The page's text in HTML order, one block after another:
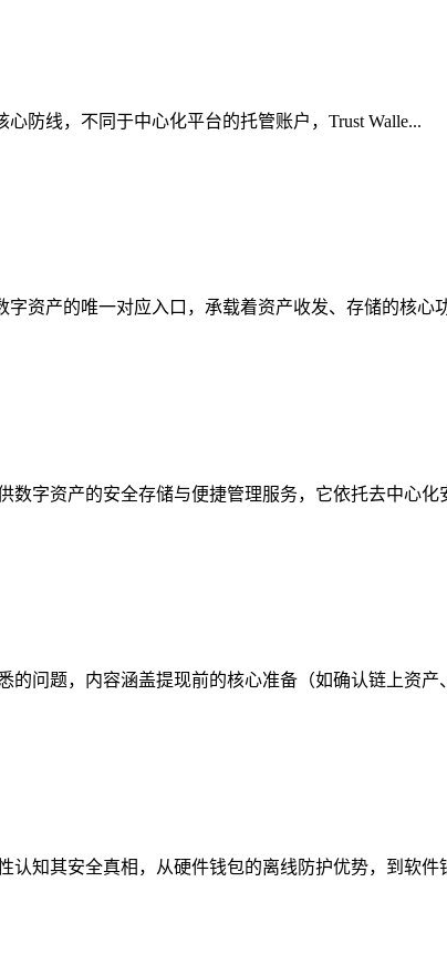
防线，不同于中心化平台的托管账户，Trust Walle...
资产的唯一对应入口，承载着资产收发、存储的核心
字资产的安全存储与便捷管理服务，它依托去中心化
的问题，内容涵盖提现前的核心准备（如确认链上资产
知其安全真相，从硬件钱包的离线防护优势，到软件